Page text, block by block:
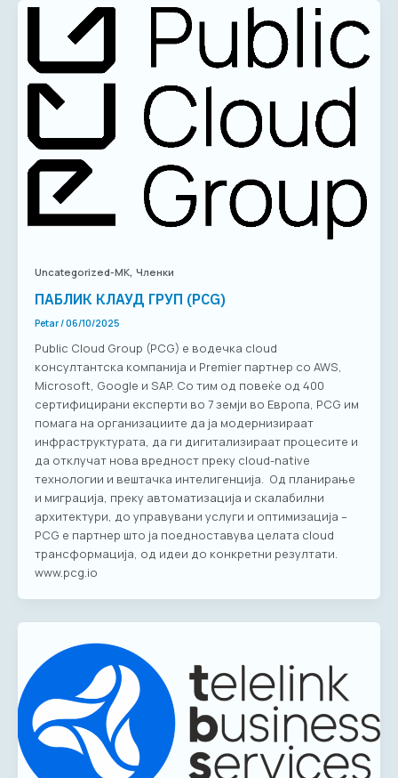
Uncategorized-MK, Членки
ПАБЛИК КЛАУД ГРУП (PCG)
Petar /06/10/2025
Public Cloud Group (PCG) е водечка cloud
консултантска компанија и Premier партнер со AWS,
Microsoft, Google и SAP. Со тим од повеќе од 400
сертифицирани експерти во 7 земји во Европа, PCG им
помага на организациите да ја модернизираат
инфраструктурата, да ги дигитализираат процесите и
да отклучат нова вредност преку cloud-native
технологии и вештачка интелигенција. Од планирање
и миграција, преку автоматизација и скалабилни
архитектури, до управувани услуги и оптимизација –
PCG е партнер што ја поедноставува целата cloud
трансформација, од идеи до конкретни резултати.
www.pcg.io